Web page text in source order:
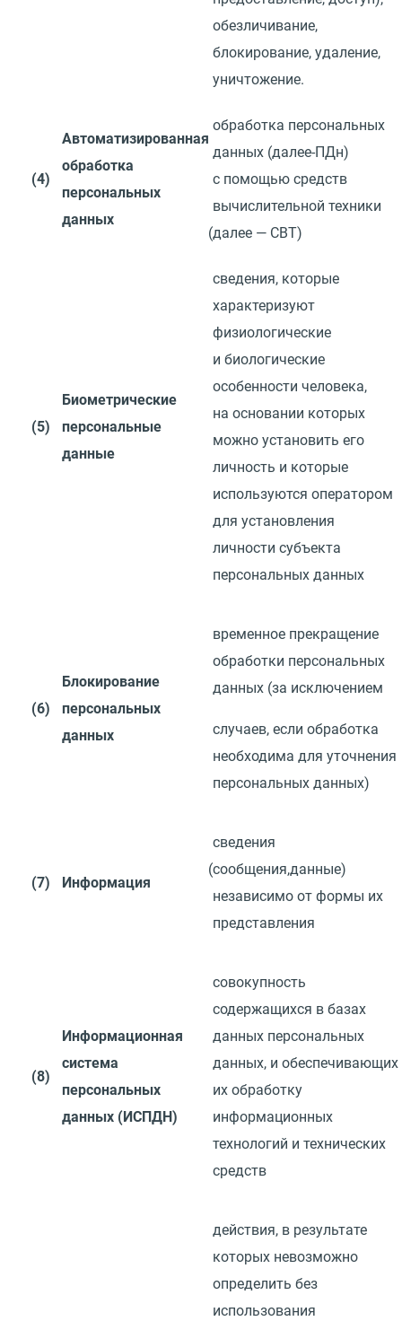
обезличивание,
блокирование, удаление,
уничтожение.
(4)
Автоматизированная
обработка
персональных
данных
обработка персональных
данных (далее-ПДн)
с помощью средств
вычислительной техники
(далее — СВТ)
(5)
Биометрические
персональные
данные
сведения, которые
характеризуют
физиологические
и биологические
особенности человека,
на основании которых
можно установить его
личность и которые
используются оператором
для установления
личности субъекта
персональных данных
(6)
Блокирование
персональных
данных
временное прекращение
обработки персональных
данных (за исключением
случаев, если обработка
необходима для уточнения
персональных данных)
(7) Информация
сведения
(сообщения,данные)
независимо от формы их
представления
(8)
Информационная
система
персональных
данных (ИСПДН)
совокупность
содержащихся в базах
данных персональных
данных, и обеспечивающих
их обработку
информационных
технологий и технических
средств
действия, в результате
которых невозможно
определить без
использования